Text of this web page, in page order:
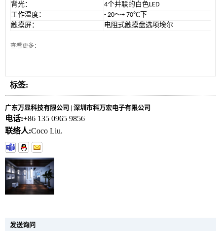
背光：
4个并联的白色LED
工作温度：
- 20〜+ 70℃下
触摸屏：
电阻式触摸盘选项埃尔
查看更多 ：
标签:
广东万显科技有限公司 | 深圳市科万宏电子有限公司
电话:+86 135 0965 9856
联络人:Coco Liu.
发送询问